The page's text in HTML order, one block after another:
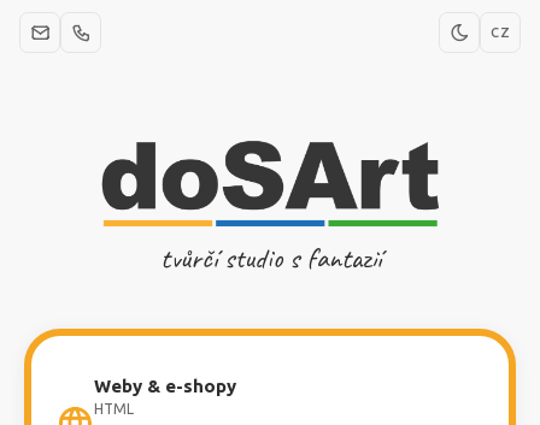
CZ
tvůrčí studio s fantazií
Weby & e-shopy
HTML